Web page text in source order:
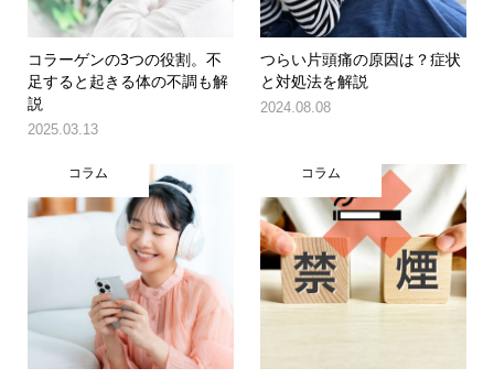
コラーゲンの3つの役割。不
足すると起きる体の不調も解
説
2025.03.13
つらい片頭痛の原因は？症状
と対処法を解説
2024.08.08
コラム コラム